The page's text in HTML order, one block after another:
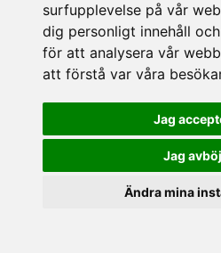
surfupplevelse på vår
dig personligt innehåll
för att analysera vår
att förstå var våra
Jag
Jag
Ändra mina
INFORMATION
Om oss
Köpvillkor
Leveranser, reklamationer &